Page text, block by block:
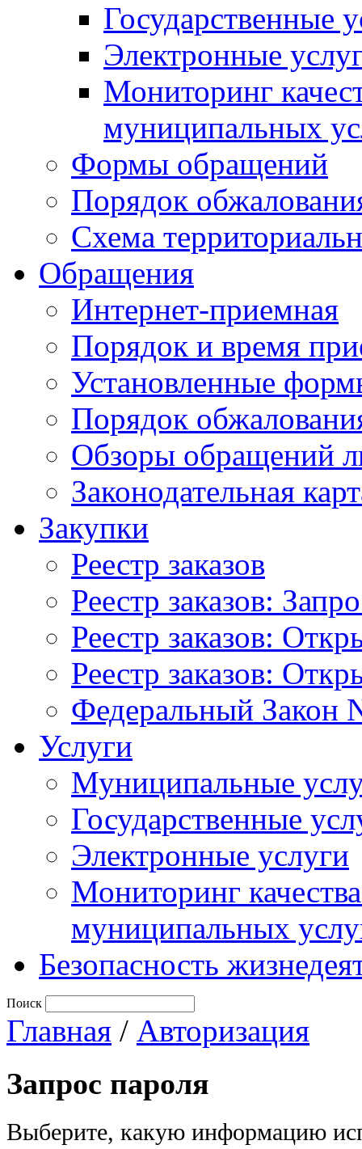
Государственные
Электронные
Мониторинг
муниципальных
Формы обращений
Порядок
Схема
Обращения
Интернет-приемная
Порядок и время
Установленные
Порядок
Обзоры обращений
Законодательная
Закупки
Реестр заказов
Реестр заказов:
Реестр заказов:
Реестр заказов:
Федеральный Закон
Услуги
Муниципальные
Государственные
Электронные услуги
Мониторинг
муниципальных
Безопасность
Поиск
Главная / Авторизация
Запрос пароля
Выберите, какую информацию